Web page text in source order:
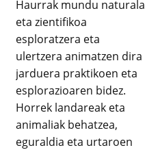
Haurrak mundu naturala
eta zientifikoa
esploratzera eta
ulertzera animatzen dira
jarduera praktikoen eta
esplorazioaren bidez.
Horrek landareak eta
animaliak behatzea,
eguraldia eta urtaroen